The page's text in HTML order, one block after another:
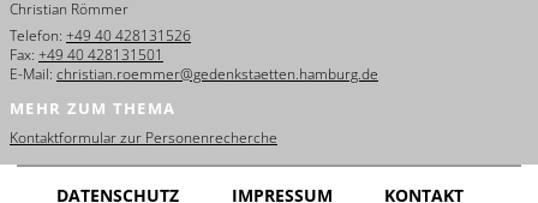
Français
Dansk
Español
Christian Römmer
Telefon: +49 40 428131526
Fax: +49 40 428131501
E-Mail: christian.roemmer@gedenkstaetten.hamburg.de
MEHR ZUM THEMA
Kontaktformular zur Personenrecherche
DATENSCHUTZ IMPRESSUM KONTAKT